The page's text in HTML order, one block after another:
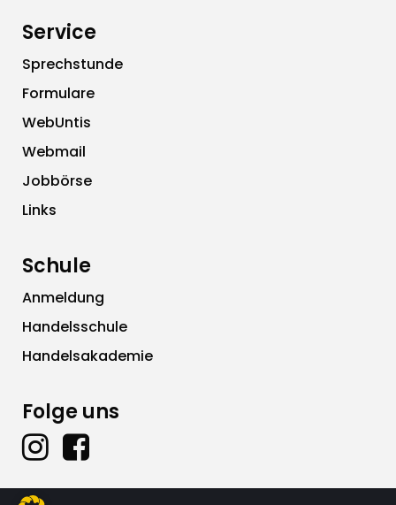
Service
Sprechstunde
Formulare
WebUntis
Webmail
Jobbörse
Links
Schule
Anmeldung
Handelsschule
Handelsakademie
Folge uns